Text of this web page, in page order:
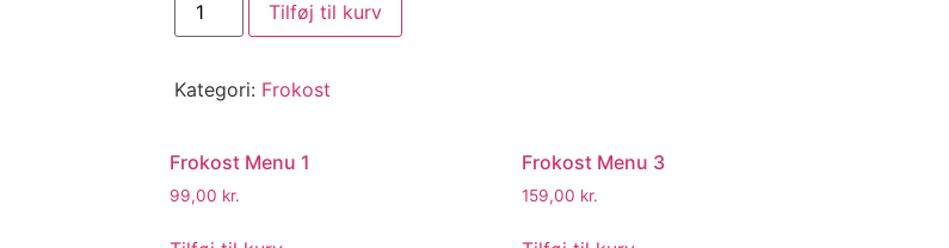
Tilføj til kurv
Kategori: Frokost
Frokost Menu 1
99,00 kr.
Frokost Menu 3
159,00 kr.